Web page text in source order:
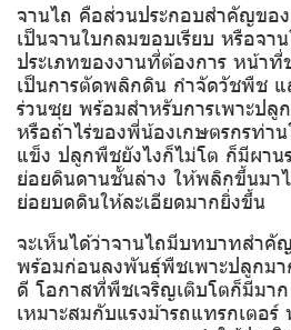
จานไถ คือส่วนประกอบสำคัญขอ
เป็นจานใบกลมขอบเรียบ หรือจา
ประเภทของงานที่ต้องการ หน้า
เป็นการตัดพลิกดิน กำจัดวัชพืช แ
ร่วนซุย พร้อมสำหรับการเพาะปลู
หรือถ้าไร่ของพี่น้องเกษตรกรท่า
แข็ง ปลูกพืชยังไงก็ไม่โต ก็มีผาน
ย่อยดินดานชั้นล่าง ให้พลิกขึ้นมา
ย่อยบดดินให้ละเอียดมากยิ่งขึ้น
จะเห็นได้ว่าจานไถมีบทบาทสำคั
พร้อมก่อนลงพันธุ์พืชเพาะปลูกม
ดี โอกาสที่พืชเจริญเติบโตก็มีมา
เหมาะสมกับแรงม้ารถแทรกเตอร์